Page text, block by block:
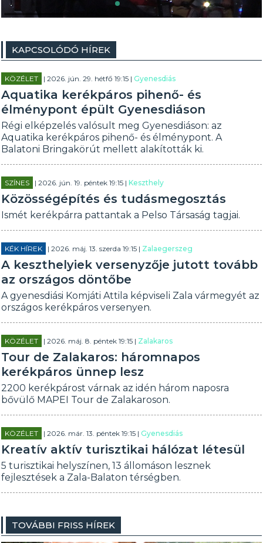
KAPCSOLÓDÓ HÍREK
KÖZÉLET | 2026. jún. 29. hétfő 19:15 |Gyenesdiás
Aquatika kerékpáros pihenő- és
élménypont épült Gyenesdiáson
Régi elképzelés valósult meg Gyenesdiáson: az
Aquatika kerékpáros pihenő- és élménypont. A
Balatoni Bringakörút mellett alakították ki.
SZÍNES | 2026. jún. 19. péntek 19:15 |Keszthely
Közösségépítés és tudásmegosztás
Ismét kerékpárra pattantak a Pelso Társaság tagjai.
KÉK HÍREK | 2026. máj. 13. szerda 19:15 | Zalaegerszeg
A keszthelyiek versenyzője jutott tovább
az országos döntőbe
A gyenesdiási Komjáti Attila képviseli Zala vármegyét az
országos kerékpáros versenyen.
KÖZÉLET | 2026. máj. 8. péntek 19:15 | Zalakaros
Tour de Zalakaros: háromnapos
kerékpáros ünnep lesz
2200 kerékpárost várnak az idén három naposra
bővülő MAPEI Tour de Zalakaroson.
KÖZÉLET | 2026. már. 13. péntek 19:15 |Gyenesdiás
Kreatív aktív turisztikai hálózat létesül
5 turisztikai helyszínen, 13 állomáson lesznek
fejlesztések a Zala-Balaton térségben.
TOVÁBBI FRISS HÍREK